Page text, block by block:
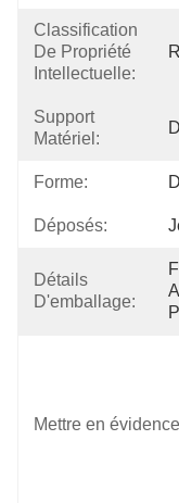
Classification
De Propriété
Intellectuelle:
Support
Matériel:
Forme:
Déposés:
Détails
D'emballage:
Mettre en